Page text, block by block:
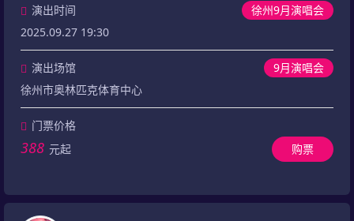
徐州9月演唱会
演出时间
2025.09.27 19:30
9月演唱会
演出场馆
徐州市奥林匹克体育中心
门票价格
388 元起 购票